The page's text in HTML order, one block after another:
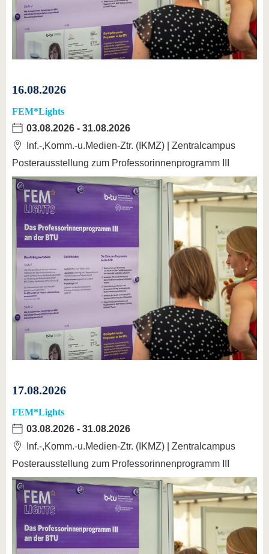
16.08.2026
FEM*Lights
03.08.2026 - 31.08.2026
Inf.-,Komm.-u.Medien-Ztr. (IKMZ) | Zentralcampus
Posterausstellung zum Professorinnenprogramm III
17.08.2026
FEM*Lights
03.08.2026 - 31.08.2026
Inf.-,Komm.-u.Medien-Ztr. (IKMZ) | Zentralcampus
Posterausstellung zum Professorinnenprogramm III